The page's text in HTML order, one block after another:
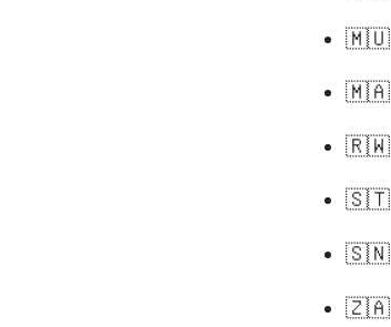
🇲🇺
🇲🇦
🇷🇼
🇸🇹
🇸🇳
🇿🇦